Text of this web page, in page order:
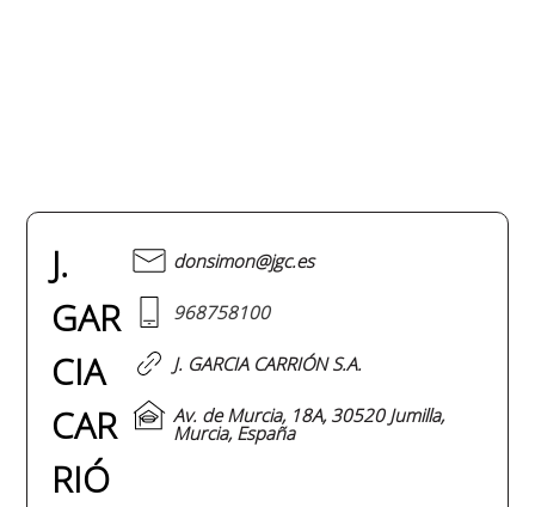
J.
GAR
CIA
CAR
RIÓ
donsimon@jgc.es
968758100
J. GARCIA CARRIÓN S.A.
Av. de Murcia, 18A, 30520 Jumilla,
Murcia, España